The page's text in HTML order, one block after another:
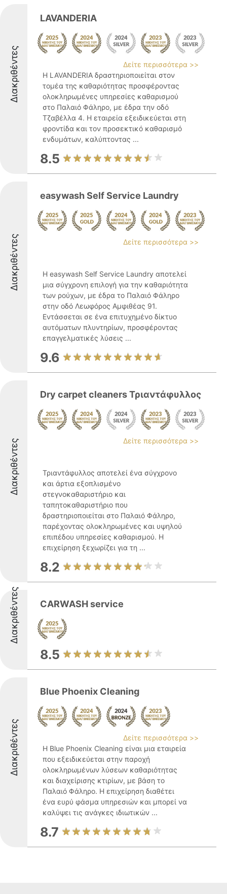
Διακριθέντες
LAVANDERIA
Δείτε περισσότερα >>
Η LAVANDERIA δραστηριοποιείται στον
τομέα της καθαριότητας προσφέροντας
ολοκληρωμένες υπηρεσίες καθαρισμού
στο Παλαιό Φάληρο, με έδρα την οδό
Τζαβέλλα 4. Η εταιρεία εξειδικεύεται στη
φροντίδα και τον προσεκτικό καθαρισμό
ενδυμάτων, καλύπτοντας ...
8.5
Διακριθέντες
easywash Self Service Laundry
Δείτε περισσότερα >>
Η easywash Self Service Laundry αποτελεί
μια σύγχρονη επιλογή για την καθαριότητα
των ρούχων, με έδρα το Παλαιό Φάληρο
στην οδό Λεωφόρος Αμφιθέας 91.
Εντάσσεται σε ένα επιτυχημένο δίκτυο
αυτόματων πλυντηρίων, προσφέροντας
επαγγελματικές λύσεις ...
9.6
Διακριθέντες
Dry carpet cleaners Τριαντάφυλλος
Δείτε περισσότερα >>
Τριαντάφυλλος αποτελεί ένα σύγχρονο
και άρτια εξοπλισμένο
στεγνοκαθαριστήριο και
ταπητοκαθαριστήριο που
δραστηριοποιείται στο Παλαιό Φάληρο,
παρέχοντας ολοκληρωμένες και υψηλού
επιπέδου υπηρεσίες καθαρισμού. Η
επιχείρηση ξεχωρίζει για τη ...
8.2
Διακριθέντες CARWASH service
8.5
Διακριθέντες
Blue Phoenix Cleaning
Δείτε περισσότερα >>
Η Blue Phoenix Cleaning είναι μια εταιρεία
που εξειδικεύεται στην παροχή
ολοκληρωμένων λύσεων καθαριότητας
και διαχείρισης κτιρίων, με βάση το
Παλαιό Φάληρο. Η επιχείρηση διαθέτει
ένα ευρύ φάσμα υπηρεσιών και μπορεί να
καλύψει τις ανάγκες ιδιωτικών ...
8.7